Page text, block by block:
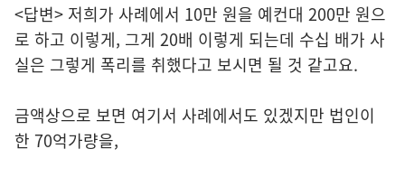
<답변> 저희가 사례에서 10만 원을 예컨대 200만 원으
로 하고 이렇게, 그게 20배 이렇게 되는데 수십 배가 사
실은 그렇게 폭리를 취했다고 보시면 될 것 같고요.
금액상으로 보면 여기서 사례에서도 있겠지만 법인이
한 70억가량을,